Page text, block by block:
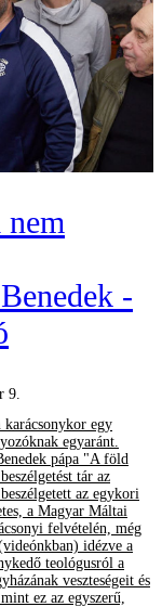
-
9.
egy
egyaránt.
pápa "A föld
tár az
az egykori
a Magyar Máltai
felvételén, még
idézve a
teológusról a
veszteségeit és
ez az egyszerű,